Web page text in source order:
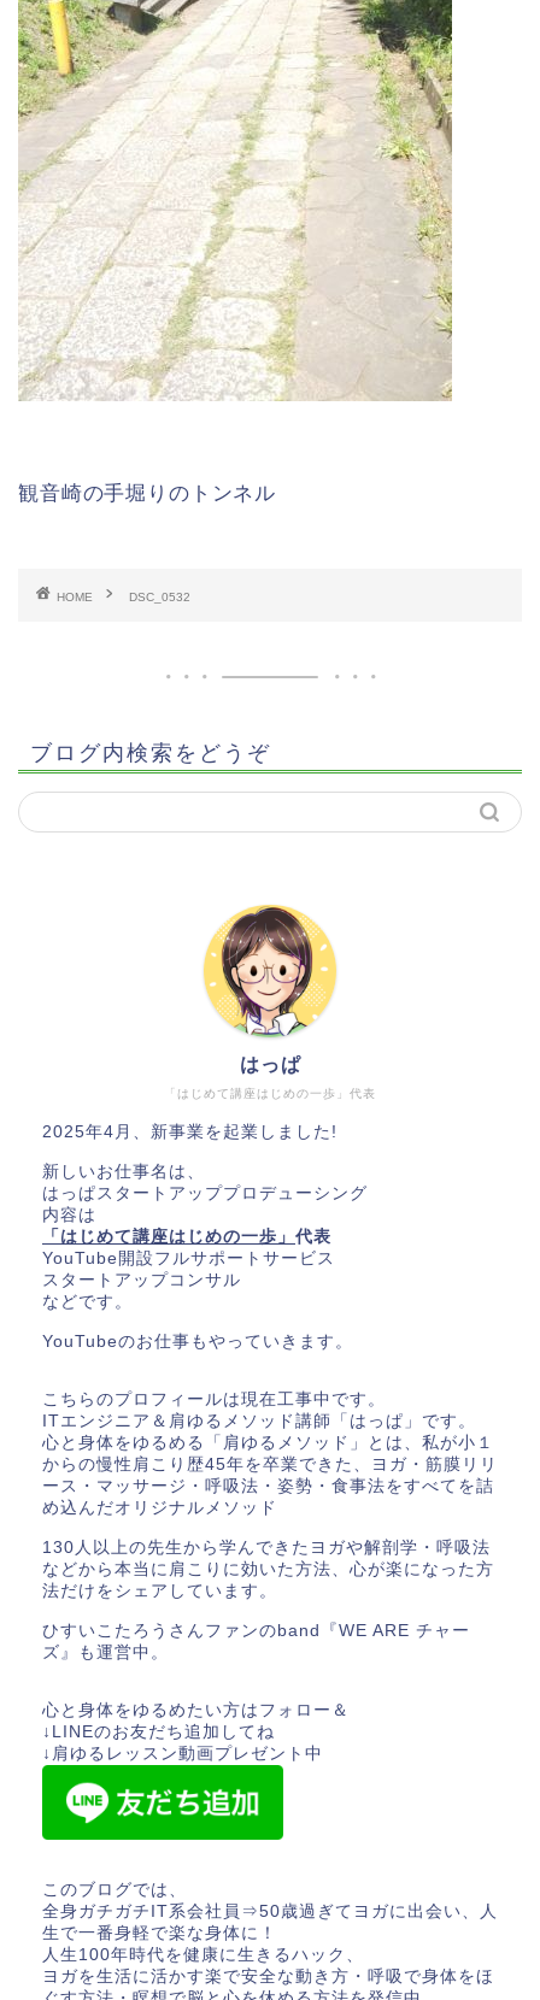
観音崎の手堀りのトンネル
HOME DSC_0532
ブログ内検索をどうぞ
「はじめて講座はじめの一歩」代表
はっぱ
2025年4月、新事業を起業しました!
新しいお仕事名は、
はっぱスタートアッププロデューシング
内容は
「はじめて講座はじめの一歩」 代表
YouTube開設フルサポートサービス
スタートアップコンサル
などです。
YouTubeのお仕事もやっていきます。
こちらのプロフィールは現在工事中です。
ITエンジニア＆肩ゆるメソッド講師「はっぱ」です。
心と身体をゆるめる「肩ゆるメソッド」とは、私が小１
からの慢性肩こり歴45年を卒業できた、ヨガ・筋膜リリ
ース・マッサージ・呼吸法・姿勢・食事法をすべてを詰
め込んだオリジナルメソッド
130人以上の先生から学んできたヨガや解剖学・呼吸法
などから本当に肩こりに効いた方法、心が楽になった方
法だけをシェアしています。
ひすいこたろうさんファンのband『WE ARE チャー
ズ』も運営中。
心と身体をゆるめたい方はフォロー＆
↓LINEのお友だち追加してね
↓肩ゆるレッスン動画プレゼント中
このブログでは、
全身ガチガチIT系会社員⇒50歳過ぎてヨガに出会い、人
生で一番身軽で楽な身体に！
人生100年時代を健康に生きるハック、
ヨガを生活に活かす楽で安全な動き方・呼吸で身体をほ